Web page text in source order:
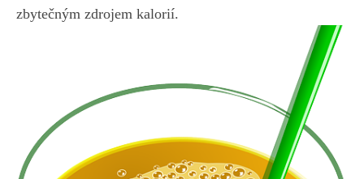
zbytečným zdrojem kalorií.